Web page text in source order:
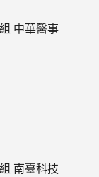
中華醫事
南臺科技